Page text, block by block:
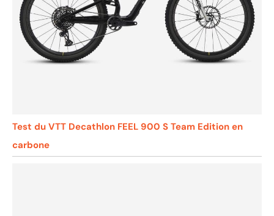
Test du VTT Decathlon FEEL 900 S Team Edition en
carbone